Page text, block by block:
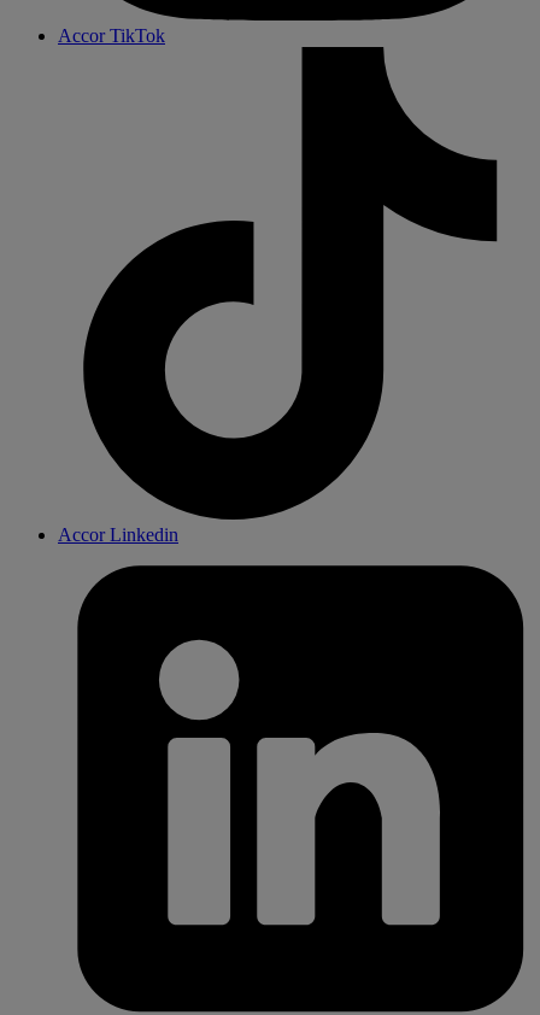
Accor TikTok
Accor Linkedin